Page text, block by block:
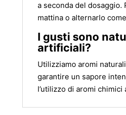
a seconda del dosaggio.
mattina o alternarlo
I gusti sono
artificiali?
Utilizziamo aromi
garantire un sapore
l’utilizzo di aromi chimici